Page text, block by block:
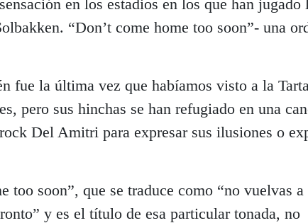
en los estadios en los que han jugado
“Don’t come home too soon”- una
fue la última vez que habíamos visto a la
pero sus hinchas se han refugiado en una
Del Amitri para expresar sus ilusiones o
too soon”, que se traduce como “no vuelvas a
y es el título de esa particular tonada, no